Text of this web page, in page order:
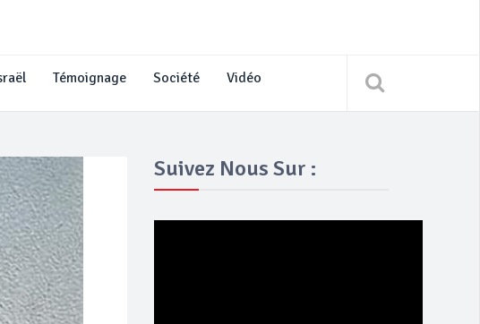
Témoignage Société Vidéo
Suivez Nous Sur :